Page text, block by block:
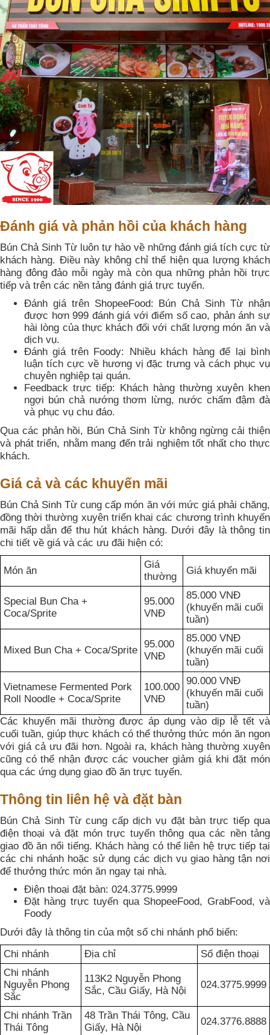
Đánh giá và phản hồi của khách hàng
Bún Chả Sinh Từ luôn tự hào về những đánh giá tích cực từ
khách hàng. Điều này không chỉ thể hiện qua lượng khách
hàng đông đảo mỗi ngày mà còn qua những phản hồi trực
tiếp và trên các nền tảng đánh giá trực tuyến.
Đánh giá trên ShopeeFood: Bún Chả Sinh Từ nhận
được hơn 999 đánh giá với điểm số cao, phản ánh sự
hài lòng của thực khách đối với chất lượng món ăn và
dịch vụ.
Đánh giá trên Foody: Nhiều khách hàng để lại bình
luận tích cực về hương vị đặc trưng và cách phục vụ
chuyên nghiệp tại quán.
Feedback trực tiếp: Khách hàng thường xuyên khen
ngợi bún chả nướng thơm lừng, nước chấm đậm đà
và phục vụ chu đáo.
Qua các phản hồi, Bún Chả Sinh Từ không ngừng cải thiện
và phát triển, nhằm mang đến trải nghiệm tốt nhất cho thực
khách.
Giá cả và các khuyến mãi
Bún Chả Sinh Từ cung cấp món ăn với mức giá phải chăng,
đồng thời thường xuyên triển khai các chương trình khuyến
mãi hấp dẫn để thu hút khách hàng. Dưới đây là thông tin
chi tiết về giá và các ưu đãi hiện có:
Món ăn
Giá
thường
Giá khuyến mãi
Special Bun Cha +
Coca/Sprite
95.000
VNĐ
85.000 VNĐ
(khuyến mãi cuối
tuần)
Mixed Bun Cha + Coca/Sprite
95.000
VNĐ
85.000 VNĐ
(khuyến mãi cuối
tuần)
Vietnamese Fermented Pork
Roll Noodle + Coca/Sprite
100.000
VNĐ
90.000 VNĐ
(khuyến mãi cuối
tuần)
Các khuyến mãi thường được áp dụng vào dịp lễ tết và
cuối tuần, giúp thực khách có thể thưởng thức món ăn ngon
với giá cả ưu đãi hơn. Ngoài ra, khách hàng thường xuyên
cũng có thể nhận được các voucher giảm giá khi đặt món
qua các ứng dụng giao đồ ăn trực tuyến.
Thông tin liên hệ và đặt bàn
Bún Chả Sinh Từ cung cấp dịch vụ đặt bàn trực tiếp qua
điện thoại và đặt món trực tuyến thông qua các nền tảng
giao đồ ăn nổi tiếng. Khách hàng có thể liên hệ trực tiếp tại
các chi nhánh hoặc sử dụng các dịch vụ giao hàng tận nơi
để thưởng thức món ăn ngay tại nhà.
Điện thoại đặt bàn: 024.3775.9999
Đặt hàng trực tuyến qua ShopeeFood, GrabFood, và
Foody
Dưới đây là thông tin của một số chi nhánh phổ biến:
Chi nhánh
Địa chỉ
Số điện thoại
Chi nhánh
Nguyễn Phong
Sắc
113K2 Nguyễn Phong
Sắc, Cầu Giấy, Hà Nội
024.3775.9999
Chi nhánh Trần
Thái Tông
48 Trần Thái Tông, Cầu
Giấy, Hà Nội
024.3776.8888